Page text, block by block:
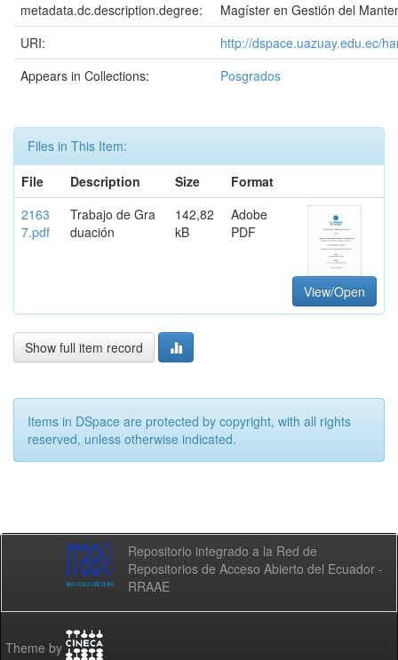
metadata.dc.description.degree:
Magíster en Gestión del
URI:
http://dspace.uazuay.edu.ec/
Appears in Collections:
Posgrados
Files in This Item:
File
Description Size
Format
2163
7.pdf
Trabajo de Gra
duación
142,82
kB
Adobe
PDF
View/Open
Show full item record
Items in DSpace are protected by copyright, with all rights
reserved, unless otherwise indicated.
Repositorio integrado a la Red de
Repositorios de Acceso Abierto del Ecuador -
RRAAE
Theme by